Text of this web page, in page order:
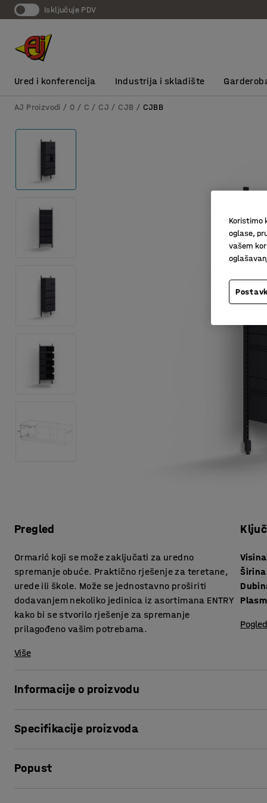
Isključuje PDV
Ured i konferencija Industrija i skladište
AJ Proizvodi 0 C CJ CJB CJBB
Pregled
Ormarić koji se može zaključati za uredno
spremanje obuće. Praktično rješenje za teretane,
urede ili škole. Može se jednostavno proširiti
dodavanjem nekoliko jedinica iz asortimana ENTRY
kako bi se stvorilo rješenje za spremanje
prilagođeno vašim potrebama.
Više
Visina
Širina
Informacije o proizvodu
potrebi. Ormarić je savršen za prostore gdje želite
Specifikacije proizvoda
Širina: 600
Popust
Koristimo
oglase,
vašem